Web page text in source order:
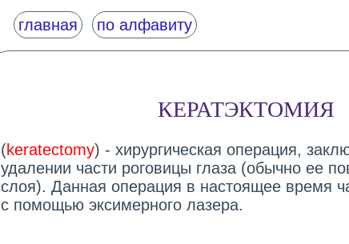
главная по алфавиту
КЕРАТЭКТОМИЯ
(keratectomy) - хирургическая операция,
удалении части роговицы глаза (обычно ее
слоя). Данная операция в настоящее время
с помощью эксимерного лазера.